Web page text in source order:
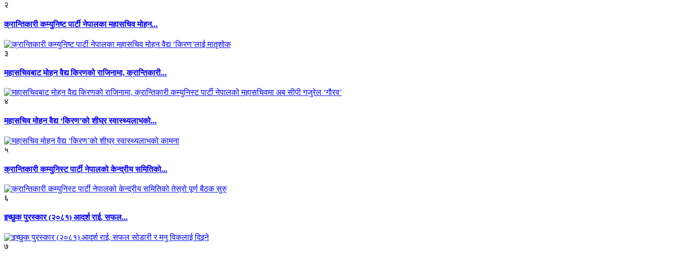
२
क्रान्तिकारी कम्युनिष्ट पार्टी नेपालका महासचिव मोहन...
३
महासचिवबाट मोहन वैद्य किरणको राजिनामा, क्रान्तिकारी...
४
महासचिव मोहन वैद्य ‘किरण’को शीघ्र स्वास्थ्यलाभको...
५
क्रान्तिकारी कम्युनिस्ट पार्टी नेपालको केन्द्रीय समितिको...
६
इच्छुक पुरस्कार (२०८१) आदर्श राई, सफल...
७